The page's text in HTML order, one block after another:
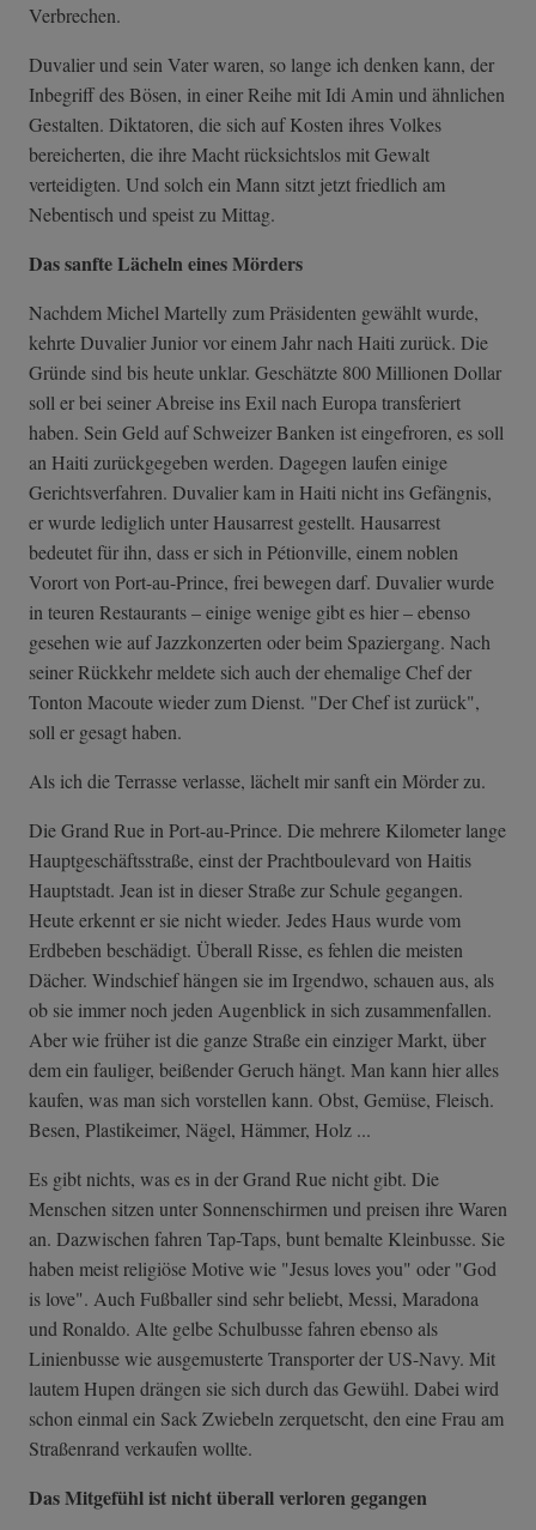
Verbrechen.
Duvalier und sein Vater waren, so lange ich denken kann, der
Inbegriff des Bösen, in einer Reihe mit Idi Amin und ähnlichen
Gestalten. Diktatoren, die sich auf Kosten ihres Volkes
bereicherten, die ihre Macht rücksichtslos mit Gewalt
verteidigten. Und solch ein Mann sitzt jetzt friedlich am
Nebentisch und speist zu Mittag.
Das sanfte Lächeln eines Mörders
Nachdem Michel Martelly zum Präsidenten gewählt wurde,
kehrte Duvalier Junior vor einem Jahr nach Haiti zurück. Die
Gründe sind bis heute unklar. Geschätzte 800 Millionen Dollar
soll er bei seiner Abreise ins Exil nach Europa transferiert
haben. Sein Geld auf Schweizer Banken ist eingefroren, es soll
an Haiti zurückgegeben werden. Dagegen laufen einige
Gerichtsverfahren. Duvalier kam in Haiti nicht ins Gefängnis,
er wurde lediglich unter Hausarrest gestellt. Hausarrest
bedeutet für ihn, dass er sich in Pétionville, einem noblen
Vorort von Port-au-Prince, frei bewegen darf. Duvalier wurde
in teuren Restaurants – einige wenige gibt es hier – ebenso
gesehen wie auf Jazzkonzerten oder beim Spaziergang. Nach
seiner Rückkehr meldete sich auch der ehemalige Chef der
Tonton Macoute wieder zum Dienst. "Der Chef ist zurück",
soll er gesagt haben.
Als ich die Terrasse verlasse, lächelt mir sanft ein Mörder zu.
Die Grand Rue in Port-au-Prince. Die mehrere Kilometer lange
Hauptgeschäftsstraße, einst der Prachtboulevard von Haitis
Hauptstadt. Jean ist in dieser Straße zur Schule gegangen.
Heute erkennt er sie nicht wieder. Jedes Haus wurde vom
Erdbeben beschädigt. Überall Risse, es fehlen die meisten
Dächer. Windschief hängen sie im Irgendwo, schauen aus, als
ob sie immer noch jeden Augenblick in sich zusammenfallen.
Aber wie früher ist die ganze Straße ein einziger Markt, über
dem ein fauliger, beißender Geruch hängt. Man kann hier alles
kaufen, was man sich vorstellen kann. Obst, Gemüse, Fleisch.
Besen, Plastikeimer, Nägel, Hämmer, Holz ...
Es gibt nichts, was es in der Grand Rue nicht gibt. Die
Menschen sitzen unter Sonnenschirmen und preisen ihre Waren
an. Dazwischen fahren Tap-Taps, bunt bemalte Kleinbusse. Sie
haben meist religiöse Motive wie "Jesus loves you" oder "God
is love". Auch Fußballer sind sehr beliebt, Messi, Maradona
und Ronaldo. Alte gelbe Schulbusse fahren ebenso als
Linienbusse wie ausgemusterte Transporter der US-Navy. Mit
lautem Hupen drängen sie sich durch das Gewühl. Dabei wird
schon einmal ein Sack Zwiebeln zerquetscht, den eine Frau am
Straßenrand verkaufen wollte.
Das Mitgefühl ist nicht überall verloren gegangen